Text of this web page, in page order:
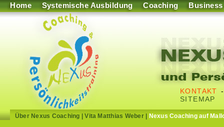
Home Systemische Ausbildung Coaching Business
KONTAKT
SITEMAP
Über Nexus Coaching |Vita Matthias Weber| Nexus Coaching auf